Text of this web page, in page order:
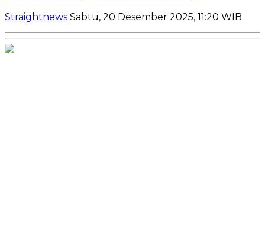
Straightnews Sabtu, 20 Desember 2025, 11:20 WIB